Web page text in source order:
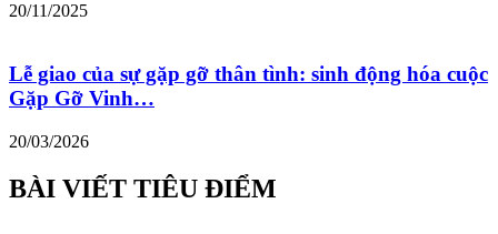
20/11/2025
Lễ giao của sự gặp gỡ thân tình: sinh động hóa cuộc
Gặp Gỡ Vinh…
20/03/2026
BÀI VIẾT TIÊU ĐIỂM